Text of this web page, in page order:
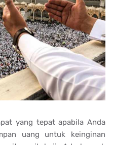
yang tepat apabila Anda
uang untuk keinginan